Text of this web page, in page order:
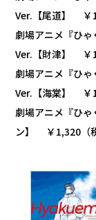
Ver.【尾道】 ￥
劇場アニメ『ひゃ
Ver.【財津】 ￥
劇場アニメ『ひゃ
Ver.【海棠】 ￥
劇場アニメ『ひ
ン】 ￥1,320（